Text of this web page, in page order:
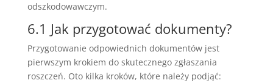
odszkodowawczym.
6.1 Jak przygotować dokumenty?
Przygotowanie odpowiednich dokumentów jest
pierwszym krokiem do skutecznego zgłaszania
roszczeń. Oto kilka kroków, które należy podjąć: